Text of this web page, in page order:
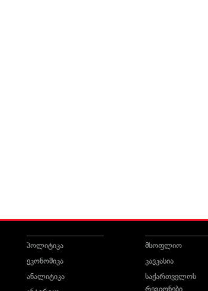
პოლიტიკა
ეკონომიკა
ანალიტიკა
მსოფლიო
კავკასია
საქართველოს
რეგიონები